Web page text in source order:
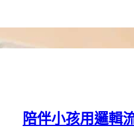
陪伴小孩用邏輯